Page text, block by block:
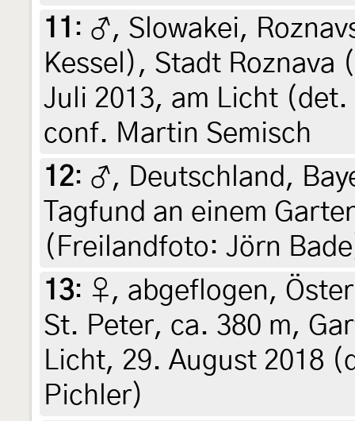
11 : ♂, Slowakei,
Kessel), Stadt Roznava
Juli 2013, am Licht
conf. Martin Semisch
12: ♂, Deutschland,
Tagfund an einem
(Freilandfoto: Jörn
13: ♀, abgeflogen,
St. Peter, ca. 380 m,
Licht, 29. August 2018
Pichler)